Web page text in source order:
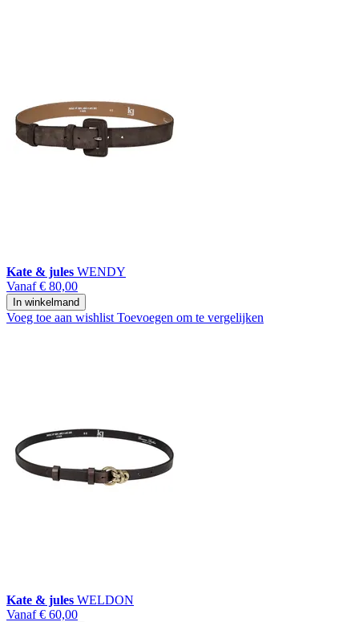
Kate & jules WENDY
Vanaf € 80,00
In winkelmand
Voeg toe aan wishlist Toevoegen om te vergelijken
Kate & jules WELDON
Vanaf € 60,00